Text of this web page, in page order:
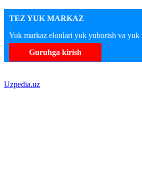
TEZ YUK MARKAZ
Yuk markaz elonlari yuk yuborish va yuk
Guruhga kirish
Uzpedia.uz